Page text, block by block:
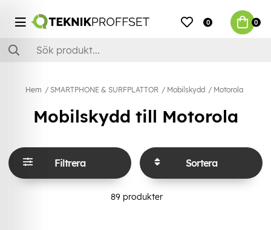
0 0
Hem SMARTPHONE & SURFPLATTOR Mobilskydd Motorola
Mobilskydd till Motorola
Filtrera Sortera
89 produkter